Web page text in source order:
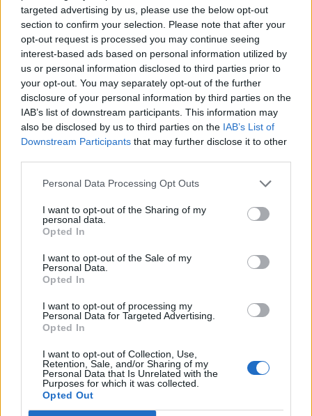
targeted advertising by us, please use the below opt-out
section to confirm your selection. Please note that after your
opt-out request is processed you may continue seeing
interest-based ads based on personal information utilized by
us or personal information disclosed to third parties prior to
your opt-out. You may separately opt-out of the further
disclosure of your personal information by third parties on the
IAB’s list of downstream participants. This information may
also be disclosed by us to third parties on the IAB’s List of
Downstream Participants that may further disclose it to other
Personal Data Processing Opt Outs
I want to opt-out of the Sharing of my
personal data.
Opted In
I want to opt-out of the Sale of my
Personal Data.
Opted In
I want to opt-out of processing my
Personal Data for Targeted Advertising.
Opted In
I want to opt-out of Collection, Use,
Retention, Sale, and/or Sharing of my
Personal Data that Is Unrelated with the
Purposes for which it was collected.
Opted Out
κοστίζουν γαύρος, σαρδέλα και μπακαλιάρος
08/08/2026 11:01
στην «Ανοικτή πόλη» και τη «Λευκή νύκτα»
07/08/2026 10:53